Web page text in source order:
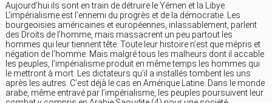
Aujourd’hui ils sont en train de détruire le Yémen et la Libye.
L’impérialisme est l’ennemi du progrès et de la démocratie. Les
bourgeoisies américaines et européennes, inlassablement, parlent
des Droits de l’homme, mais massacrent un peu partout les
hommes qui leur tiennent tête. Toute leur histoire n’est que mépris et
négation de l’homme. Mais malgré tous les malheurs dont il accable
les peuples, l’impérialisme produit en même temps les hommes qui
le mettront à mort. Les dictateurs qu’il a installés tombent les uns
après les autres. C’est déjà le cas en Amérique Latine. Dans le monde
arabe, même entravé par l’impérialisme, les peuples poursuivent leur